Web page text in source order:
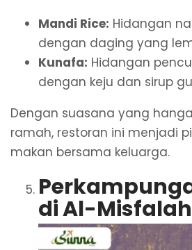
Mandi Rice: Hidangan
dengan daging yang
Kunafa: Hidangan
dengan keju dan sirup
Dengan suasana yang
ramah, restoran ini menjadi
makan bersama keluarga.
di Al-Misfalah